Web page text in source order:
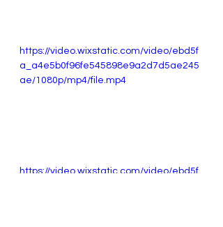
https://video.wixstatic.com/video/ebd5f
a_a4e5b0f96fe545898e9a2d7d5ae245
ae/1080p/mp4/file.mp4
https://video.wixstatic.com/video/ebd5f